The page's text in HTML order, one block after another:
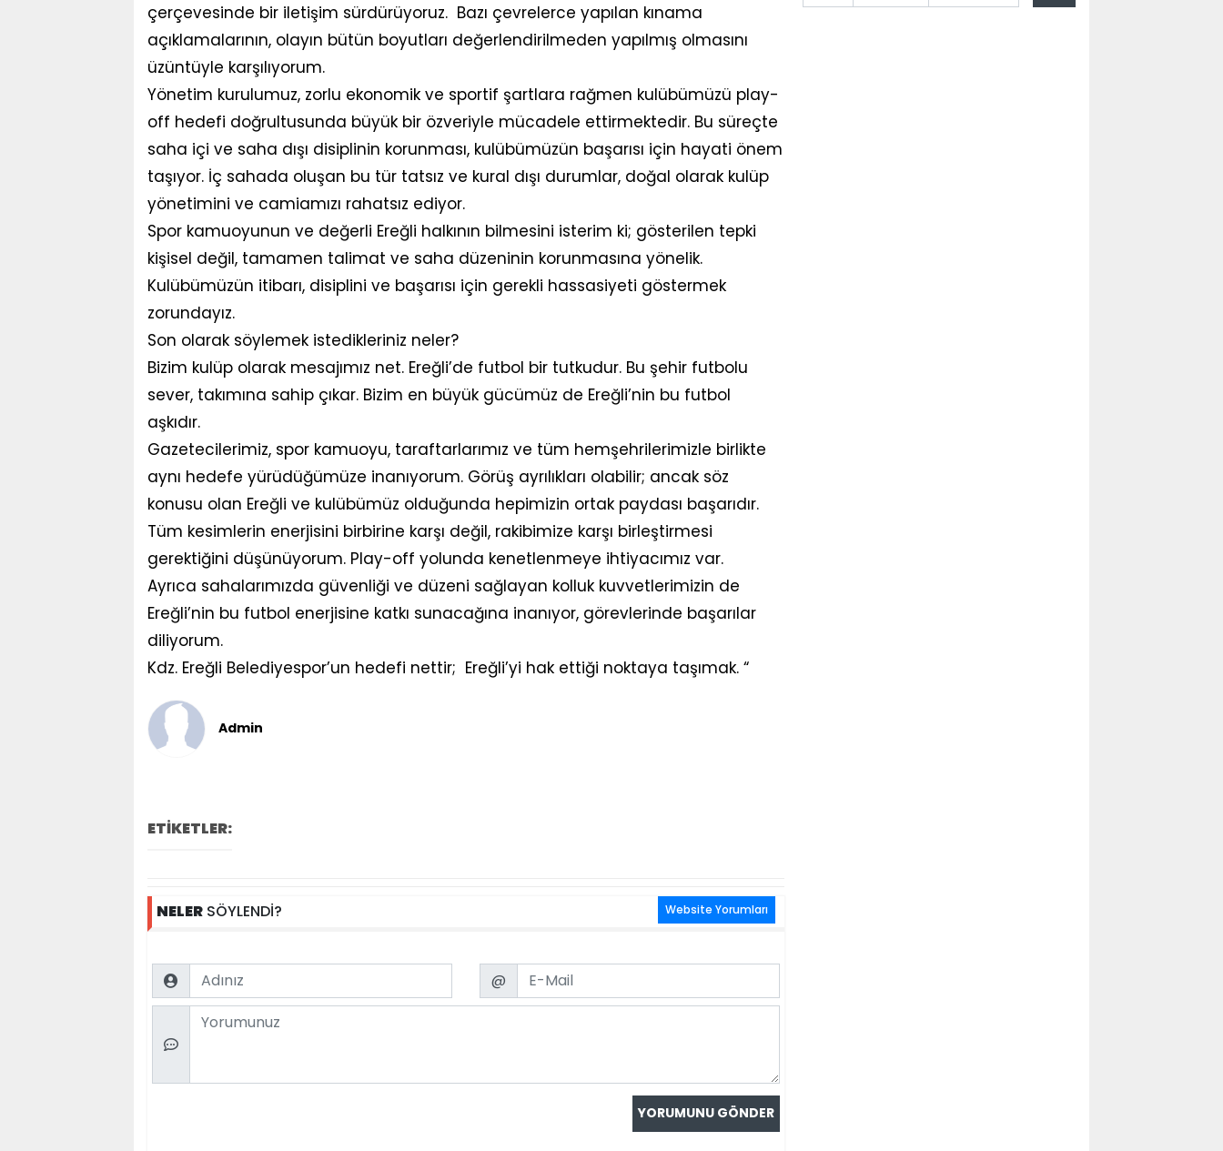
çerçevesinde bir iletişim sürdürüyoruz. Bazı çevrelerce yapılan kınama
açıklamalarının, olayın bütün boyutları değerlendirilmeden yapılmış olmasını
üzüntüyle karşılıyorum.
Yönetim kurulumuz, zorlu ekonomik ve sportif şartlara rağmen kulübümüzü play-
off hedefi doğrultusunda büyük bir özveriyle mücadele ettirmektedir. Bu süreçte
saha içi ve saha dışı disiplinin korunması, kulübümüzün başarısı için hayati önem
taşıyor. İç sahada oluşan bu tür tatsız ve kural dışı durumlar, doğal olarak kulüp
yönetimini ve camiamızı rahatsız ediyor.
Spor kamuoyunun ve değerli Ereğli halkının bilmesini isterim ki; gösterilen tepki
kişisel değil, tamamen talimat ve saha düzeninin korunmasına yönelik.
Kulübümüzün itibarı, disiplini ve başarısı için gerekli hassasiyeti göstermek
zorundayız.
Son olarak söylemek istedikleriniz neler?
Bizim kulüp olarak mesajımız net. Ereğli’de futbol bir tutkudur. Bu şehir futbolu
sever, takımına sahip çıkar. Bizim en büyük gücümüz de Ereğli’nin bu futbol
aşkıdır.
Gazetecilerimiz, spor kamuoyu, taraftarlarımız ve tüm hemşehrilerimizle birlikte
aynı hedefe yürüdüğümüze inanıyorum. Görüş ayrılıkları olabilir; ancak söz
konusu olan Ereğli ve kulübümüz olduğunda hepimizin ortak paydası başarıdır.
Tüm kesimlerin enerjisini birbirine karşı değil, rakibimize karşı birleştirmesi
gerektiğini düşünüyorum. Play-off yolunda kenetlenmeye ihtiyacımız var.
Ayrıca sahalarımızda güvenliği ve düzeni sağlayan kolluk kuvvetlerimizin de
Ereğli’nin bu futbol enerjisine katkı sunacağına inanıyor, görevlerinde başarılar
diliyorum.
Kdz. Ereğli Belediyespor’un hedefi nettir; Ereğli’yi hak ettiği noktaya taşımak. “
Admin
ETİKETLER:
NELER SÖYLENDİ? Website Yorumları
Name Email
@
Comment